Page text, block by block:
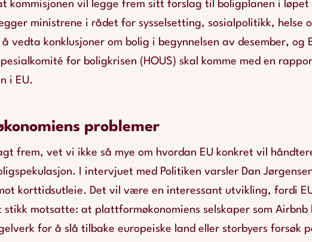
kommisjonen vil legge frem sitt forslag til boligplanen i
ministrene i rådet for sysselsetting, sosialpolitikk, helse
vedta konklusjoner om bolig i begynnelsen av desember, og
for boligkrisen (HOUS) skal komme med en
i EU.
problemer
frem, vet vi ikke så mye om hvordan EU konkret vil
I intervjuet med Politiken varsler Dan
korttidsutleie. Det vil være en interessant utvikling, fordi
motsatte: at plattformøkonomiens selskaper som Airbnb
for å slå tilbake europeiske land eller storbyers forsøk